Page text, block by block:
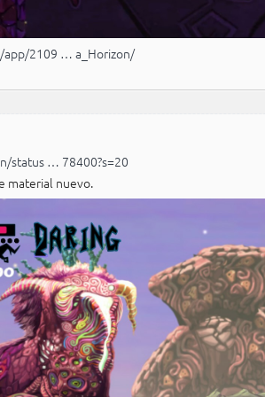
2109 … a_Horizon/
status … 78400?s=20
material nuevo.